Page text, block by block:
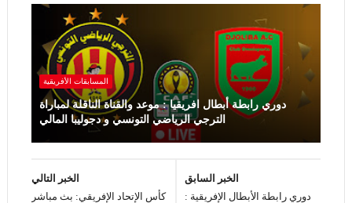
المسابقات الأفريقية
دوري رابطة أبطال افريقيا : موعد والقناة الناقلة لمباراة
الترجي الرياضي التونسي و دجوليبا المالي
الخبر التالي
كأس الإتحاد الإفريقي: بث مباشر
الخبر السابق
دوري رابطة الأبطال الإفريقية :